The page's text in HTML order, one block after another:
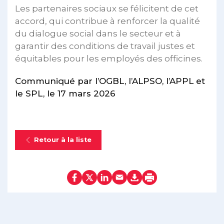
Les partenaires sociaux se félicitent de cet
accord, qui contribue à renforcer la qualité
du dialogue social dans le secteur et à
garantir des conditions de travail justes et
équitables pour les employés des officines.
Communiqué par l’OGBL, l’ALPSO, l’APPL et
le SPL, le 17 mars 2026
Retour à la liste